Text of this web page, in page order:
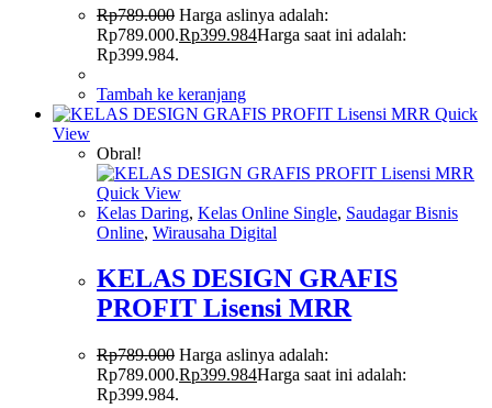
Rp789.000 Harga aslinya adalah:
Rp789.000.Rp399.984Harga saat ini adalah:
Rp399.984.
Tambah ke keranjang
Quick
View
Obral!
Quick View
Kelas Daring, Kelas Online Single, Saudagar Bisnis
Online, Wirausaha Digital
KELAS DESIGN GRAFIS
PROFIT Lisensi MRR
Rp789.000 Harga aslinya adalah:
Rp789.000.Rp399.984Harga saat ini adalah:
Rp399.984.